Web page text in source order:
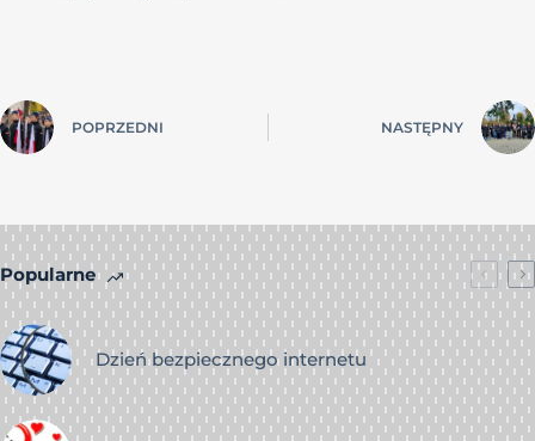
POPRZEDNI NASTĘPNY
Popularne
Dzień bezpiecznego internetu